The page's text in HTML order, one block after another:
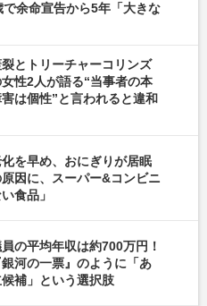
で余命宣告から5年「大きな
とトリーチャーコリンズ
性2人が語る“当事者の本
は個性”と言われると違和
を早め、おにぎりが居眠
原因に、スーパー&コンビニ
食品」
の平均年収は約700万円！
銀河の一票』のように「あ
補」という選択肢